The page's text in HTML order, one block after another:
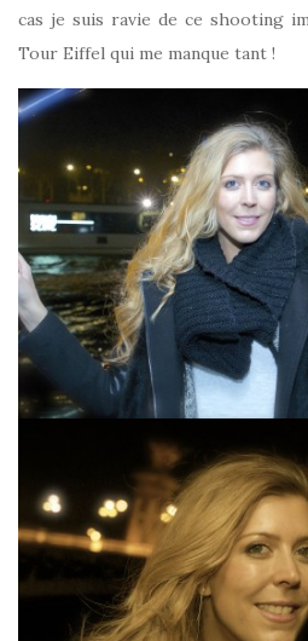
cas je suis ravie de ce shooting
Tour Eiffel qui me manque tant !